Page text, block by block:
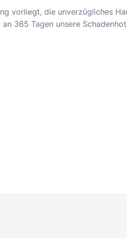
vorliegt, die unverzügliches
365 Tagen unsere